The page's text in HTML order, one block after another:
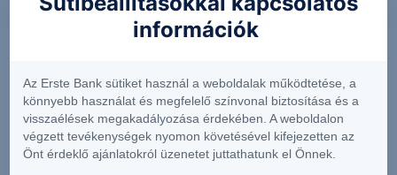
információk
Az Erste Bank sütiket használ a weboldalak működtetése, a
könnyebb használat és megfelelő színvonal biztosítása és a
visszaélések megakadályozása érdekében. A weboldalon
végzett tevékenységek nyomon követésével kifejezetten az
Önt érdeklő ajánlatokról üzenetet juttathatunk el Önnek.